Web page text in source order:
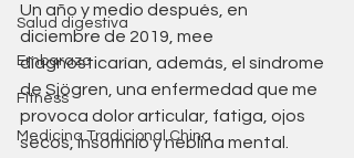
Salud digestiva
Embarazo
Fitness
Medicina Tradicional China
Un año y medio después, en
diciembre de 2019, mee
diagnosticarían, además, el síndrome
de Sjögren, una enfermedad que me
provoca dolor articular, fatiga, ojos
secos, insomnio y neblina mental.